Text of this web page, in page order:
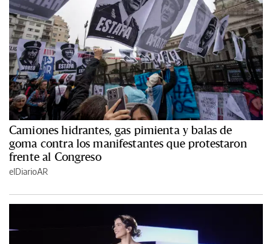
Camiones hidrantes, gas pimienta y balas de
goma contra los manifestantes que protestaron
frente al Congreso
elDiarioAR